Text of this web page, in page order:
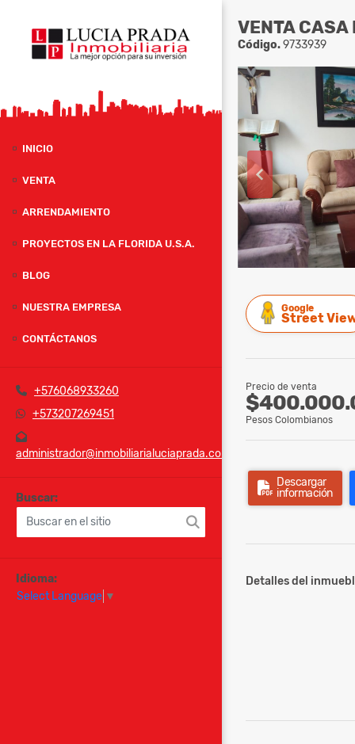
INICIO
VENTA
ARRENDAMIENTO
PROYECTOS EN LA FLORIDA U.S.A.
BLOG
NUESTRA EMPRESA
CONTÁCTANOS
+576068933260
+573207269451
administrador@inmobiliarialuciaprada.com
Buscar:
Idioma:
Select Language ▼
VENTA
Código.9733939
Google
Street
Precio de venta
Pesos Colombianos
Descargar
información
Detalles del